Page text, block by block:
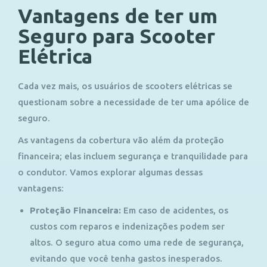
Vantagens de ter um
Seguro para Scooter
Elétrica
Cada vez mais, os usuários de scooters elétricas se
questionam sobre a necessidade de ter uma apólice de
seguro.
As vantagens da cobertura vão além da proteção
financeira; elas incluem segurança e tranquilidade para
o condutor. Vamos explorar algumas dessas
vantagens:
Proteção Financeira: Em caso de acidentes, os
custos com reparos e indenizações podem ser
altos. O seguro atua como uma rede de segurança,
evitando que você tenha gastos inesperados.